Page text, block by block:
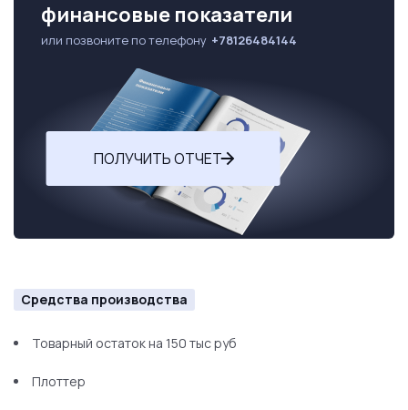
финансовые показатели
или позвоните по телефону +78126484144
ПОЛУЧИТЬ ОТЧЕТ
Средства производства
Товарный остаток на 150 тыс руб
Плоттер